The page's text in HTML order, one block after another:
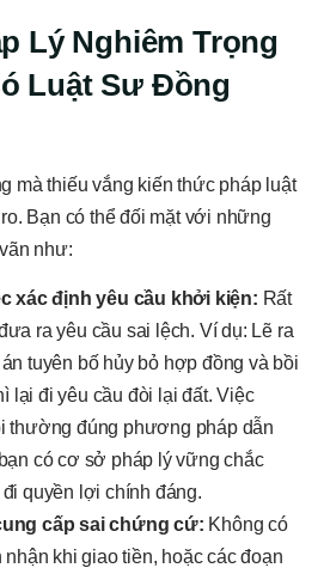
Lý Nghiêm Trọng
Luật Sư Đồng
mà thiếu vắng kiến thức pháp luật
Bạn có thể đối mặt với những
như:
xác định yêu cầu khởi kiện: Rất
ra yêu cầu sai lệch. Ví dụ: Lẽ ra
tuyên bố hủy bỏ hợp đồng và bồi
lại đi yêu cầu đòi lại đất. Việc
thường đúng phương pháp dẫn
có cơ sở pháp lý vững chắc
quyền lợi chính đáng.
cấp sai chứng cứ: Không có
khi giao tiền, hoặc các đoạn